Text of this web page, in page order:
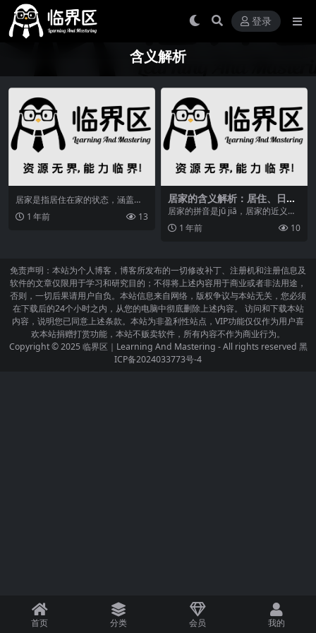
登录
含义解析
居家是指居住在家的状态，涵盖日
常起居、住宅环境及家庭生活等多
个方面。本文从居住、...
1 年前 13
居家的含义解析：居住、日常
及住宅等方面的解释
居家的拼音是jū jiā，居家的近义词
是什么，居家的反义词为出门、外
出、旅途，居...
1 年前 10
免责声明：本站为个人博客，博客所发布的一切修改补丁、注册机和注册信息及
软件的文章仅限用于学习和研究目的；不得将上述内容用于商业或者非法用途，
否则，一切后果请用户自负。本站信息来自网络，版权争议与本站无关，您必须
在下载后的24个小时之内，从您的电脑中彻底删除上述内容。 访问和下载本站
内容，说明您已同意上述条款。本站为非盈利性站点，VIP功能仅仅作为用户喜
欢本站捐赠打赏功能，本站不贩卖软件，所有内容不作为商业行为。
Copyright © 2025临界区｜Learning And Mastering - All rights reserved 黑
ICP备2024033773号-4
首页 分类 会员 我的